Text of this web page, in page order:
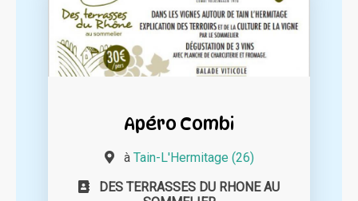
Apéro Combi
à Tain-L'Hermitage (26)
DES TERRASSES DU RHONE AU